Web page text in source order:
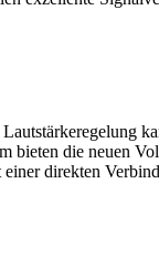
die neuen
direkten